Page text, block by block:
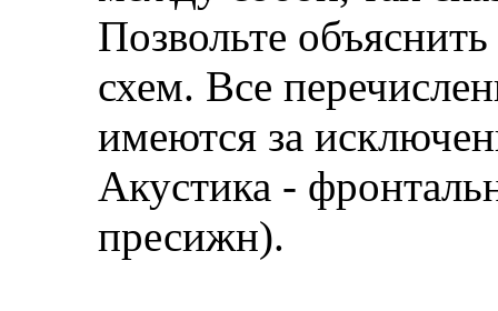
Позвольте
схем. Все
имеются за
Акустика -
пресижн).